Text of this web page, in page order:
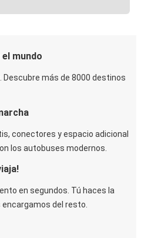
mundo
Descubre más de 8000 destinos
conectores y espacio adicional
los autobuses modernos.
en segundos. Tú haces la
del resto.